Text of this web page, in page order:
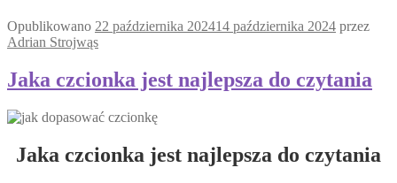
Opublikowano 22 października 202414 października 2024 przez
Adrian Strojwąs
Jaka czcionka jest najlepsza do czytania
Jaka czcionka jest najlepsza do czytania